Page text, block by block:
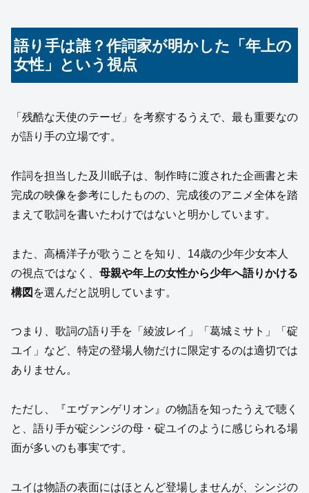
語り手は誰？作詞家が明かした「年上の
女性」という視点
「残酷な天使のテーゼ」を考察するうえで、最も重要なの
が語り手の立場です。
作詞を担当した及川眠子は、制作時に渡された企画書と未
完成の映像を参考にしたものの、完成後のアニメ全体を踏
まえて歌詞を書いたわけではないと明かしています。
また、高橋洋子が歌うことを知り、14歳の少年少女本人
の視点ではなく、 母親や年上の女性から少年へ語りかける
構図 を選んだと説明しています。
つまり、歌詞の語り手を「綾波レイ」「葛城ミサト」「碇
ユイ」など、特定の登場人物だけに限定するのは適切では
ありません。
ただし、『エヴァンゲリオン』の物語を知ったうえで聴く
と、語り手が碇シンジの母・碇ユイのように感じられる場
面が多いのも事実です。
ユイは物語の表面にはほとんど登場しませんが、シンジの